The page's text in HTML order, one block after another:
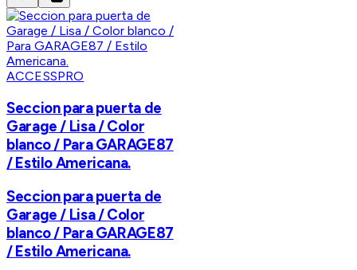
ACCESSPRO
Seccion para puerta de
Garage / Lisa / Color
blanco / Para GARAGE87
/ Estilo Americana.
Seccion para puerta de
Garage / Lisa / Color
blanco / Para GARAGE87
/ Estilo Americana.